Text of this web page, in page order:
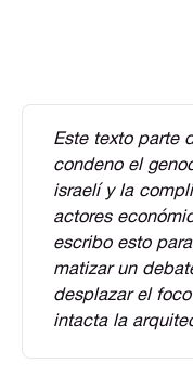
Este texto parte
condeno el
israelí y la
actores
escribo esto
matizar un
desplazar el
intacta la